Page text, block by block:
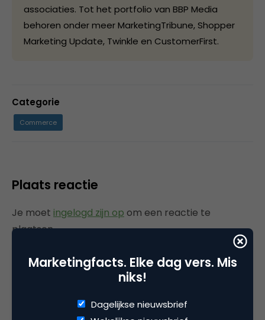
associaties. Tot het portfolio van BBP Media
behoren onder meer MarketingTribune, Shopper
Marketing Update, Twinkle en CustomerFirst.
Categorie
Commerce
Plaats reactie
Je moet ingelogd zijn op om een reactie te
plaatsen.
Marketingfacts. Elke dag vers. Mis
niks!
Dagelijkse nieuwsbrief